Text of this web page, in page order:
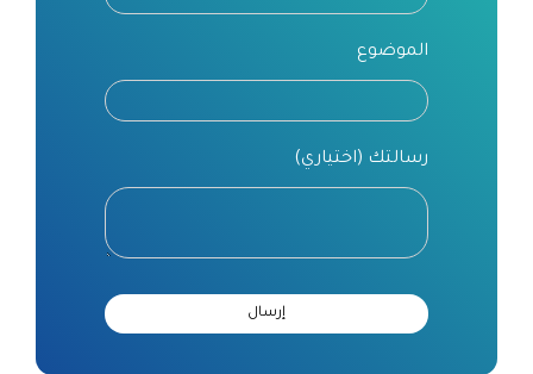
الموضوع
رسالتك (اختياري)